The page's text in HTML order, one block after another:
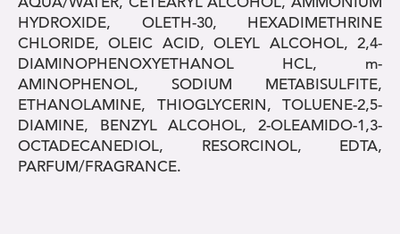
HYDROXIDE, OLETH-30, HEXADIMETHRINE
CHLORIDE, OLEIC ACID, OLEYL ALCOHOL, 2,4-
DIAMINOPHENOXYETHANOL HCL, m-
AMINOPHENOL, SODIUM METABISULFITE,
ETHANOLAMINE, THIOGLYCERIN, TOLUENE-2,5-
DIAMINE, BENZYL ALCOHOL, 2-OLEAMIDO-1,3-
OCTADECANEDIOL, RESORCINOL, EDTA,
PARFUM/FRAGRANCE.